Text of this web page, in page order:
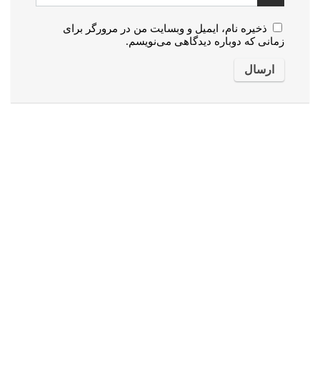
ذخیره نام، ایمیل و وبسایت من در مرورگر برای
زمانی که دوباره دیدگاهی می‌نویسم.